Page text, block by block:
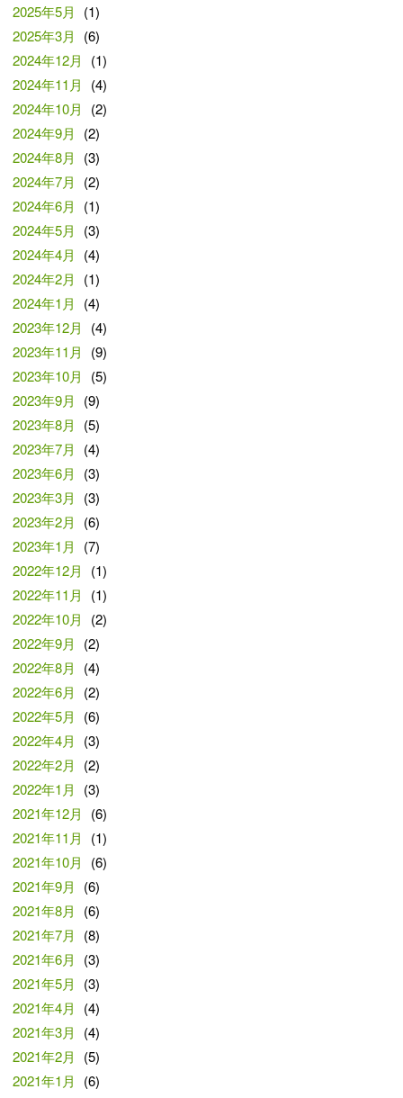
2025年5月
(1)
2025年3月
(6)
2024年12月
(1)
2024年11月
(4)
2024年10月
(2)
2024年9月
(2)
2024年8月
(3)
2024年7月
(2)
2024年6月
(1)
2024年5月
(3)
2024年4月
(4)
2024年2月
(1)
2024年1月
(4)
2023年12月
(4)
2023年11月
(9)
2023年10月
(5)
2023年9月
(9)
2023年8月
(5)
2023年7月
(4)
2023年6月
(3)
2023年3月
(3)
2023年2月
(6)
2023年1月
(7)
2022年12月
(1)
2022年11月
(1)
2022年10月
(2)
2022年9月
(2)
2022年8月
(4)
2022年6月
(2)
2022年5月
(6)
2022年4月
(3)
2022年2月
(2)
2022年1月
(3)
2021年12月
(6)
2021年11月
(1)
2021年10月
(6)
2021年9月
(6)
2021年8月
(6)
2021年7月
(8)
2021年6月
(3)
2021年5月
(3)
2021年4月
(4)
2021年3月
(4)
2021年2月
(5)
2021年1月
(6)